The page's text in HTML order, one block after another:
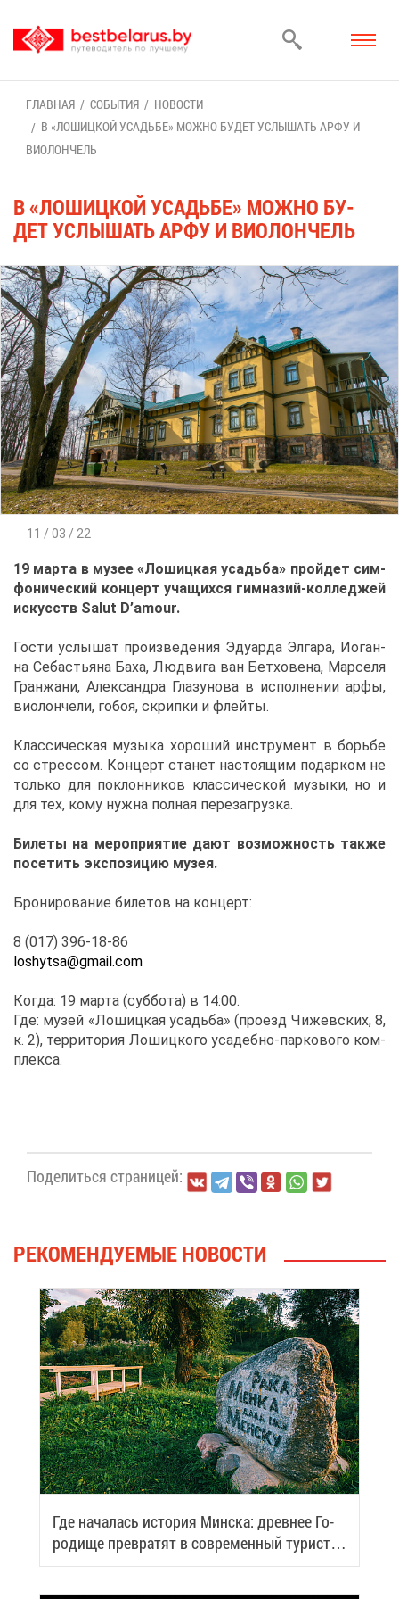
ГЛАВ­НАЯ СО­БЫ­ТИЯ
НО­ВО­СТИ
В «ЛО­ШИЦ­КОЙ УСАДЬ­БЕ» МОЖ­НО БУ­ДЕТ УСЛЫ­ШАТЬ АР­ФУ И
ВИ­О­ЛОН­ЧЕЛЬ
В «ЛО­ШИЦ­КОЙ УСАДЬ­БЕ» МОЖ­НО БУ­
ДЕТ УСЛЫ­ШАТЬ АР­ФУ И ВИ­О­ЛОН­ЧЕЛЬ
11 / 03 / 22
19 мар­та в му­зее «Ло­шиц­кая усадь­ба» прой­дет сим­
фо­ни­че­ский кон­церт уча­щих­ся гим­на­зий-кол­ле­джей
ис­кусств Salut D’amour.
Го­сти услы­шат про­из­ве­де­ния Эду­ар­да Эл­га­ра, Иоган­
на Се­бастья­на Ба­ха, Лю­дви­га ван Бет­хо­ве­на, Мар­се­ля
Гран­жа­ни, Алек­сандра Гла­зу­но­ва в ис­пол­не­нии ар­фы,
ви­о­лон­че­ли, го­боя, скрип­ки и флей­ты.
Клас­си­че­ская му­зы­ка хо­ро­ший ин­стру­мент в борь­бе
со стрес­сом. Кон­церт ста­нет на­сто­я­щим по­дар­ком не
толь­ко для по­клон­ни­ков клас­си­че­ской му­зы­ки, но и
для тех, ко­му нуж­на пол­ная пе­ре­за­груз­ка.
Би­ле­ты на ме­ро­при­я­тие да­ют воз­мож­ность та­к­же
по­се­тить экс­по­зи­цию му­зея.
Бро­ни­ро­ва­ние би­ле­тов на кон­церт:
8 (017) 396-18-86
loshytsa@​gmail.​com
Ко­гда: 19 мар­та (суб­бо­та) в 14:00.
Где: му­зей «Ло­шиц­кая усадь­ба» (про­езд Чи­жев­ских, 8,
к. 2), тер­ри­то­рия Ло­шиц­ко­го уса­деб­но-пар­ко­во­го ком­
плек­са.
По­де­лить­ся стра­ни­цей:
РЕ­КО­МЕН­ДУ­Е­МЫЕ НО­ВО­СТИ
Где на­ча­лась ис­то­рия Мин­ска: древ­нее Го­
ро­ди­ще пре­вра­тят в со­вре­мен­ный ту­ри­сти­
че­ский центр